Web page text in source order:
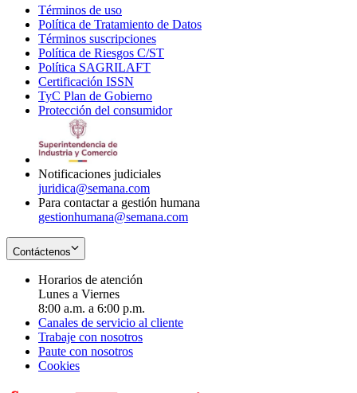
Términos de uso
in
new
window
Política de Tratamiento de Datos
Términos suscripciones
in
Política de Riesgos C/ST
Política SAGRILAFT
new
window
Certificación ISSN
in
new
TyC Plan de Gobierno
in
Protección del consumidorOpens
Notificaciones judiciales
juridica@semana.com
Para contactar a gestión humana
gestionhumana@semana.com
Contáctenos
Horarios de atención
Lunes a Viernes
8:00 a.m. a 6:00 p.m.
Canales de servicio al cliente
Trabaje con nosotros
Paute con nosotros
Cookies